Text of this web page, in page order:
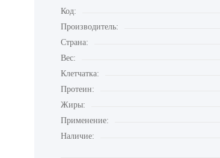
Код:
Производитель:
Страна:
Вес:
Клетчатка:
Протеин:
Жиры:
Применение:
Наличие: